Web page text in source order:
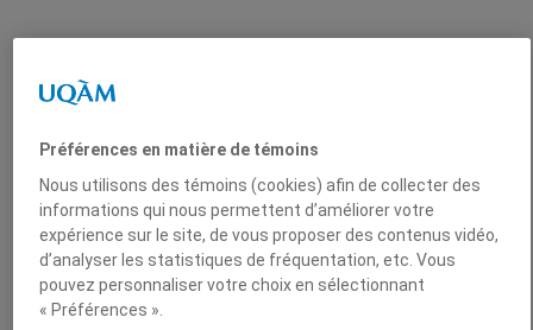
Date
Types
Jean-Paul Jérôme,
géomètre de la couleur
Préférences en matière de témoins
Nous utilisons des témoins (cookies) afin de collecter des
informations qui nous permettent d’améliorer votre
expérience sur le site, de vous proposer des contenus vidéo,
d’analyser les statistiques de fréquentation, etc. Vous
pouvez personnaliser votre choix en sélectionnant
« Préférences ».